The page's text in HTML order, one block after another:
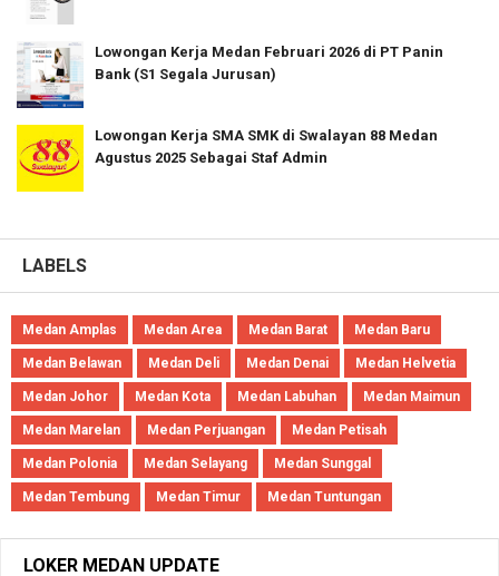
Lowongan Kerja Medan Februari 2026 di PT Panin
Bank (S1 Segala Jurusan)
Lowongan Kerja SMA SMK di Swalayan 88 Medan
Agustus 2025 Sebagai Staf Admin
LABELS
Medan Amplas Medan Area Medan Barat Medan Baru
Medan Belawan Medan Deli Medan Denai Medan Helvetia
Medan Johor Medan Kota Medan Labuhan Medan Maimun
Medan Marelan Medan Perjuangan Medan Petisah
Medan Polonia Medan Selayang Medan Sunggal
Medan Tembung Medan Timur Medan Tuntungan
LOKER MEDAN UPDATE